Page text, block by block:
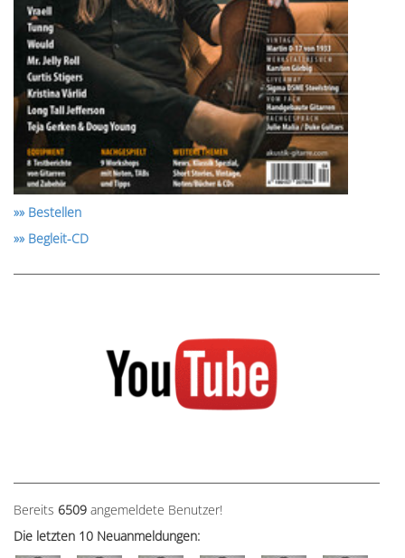
»» Bestellen
»» Begleit-CD
Bereits 6509 angemeldete Benutzer!
Die letzten 10 Neuanmeldungen: